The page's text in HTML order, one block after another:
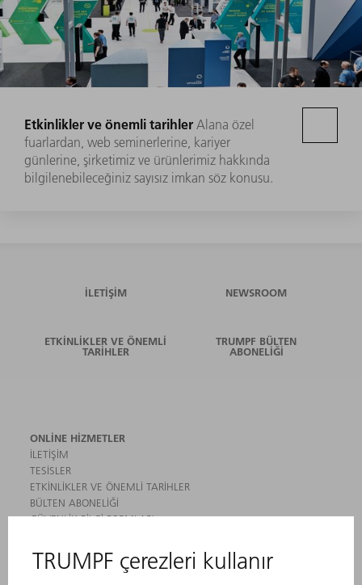
Etkinlikler ve önemli tarihler Alana özel
fuarlardan, web seminerlerine, kariyer
günlerine, şirketimiz ve ürünlerimiz hakkında
bilgilenebileceğiniz sayısız imkan söz konusu.
İLETIŞIM NEWSROOM
ETKINLIKLER VE ÖNEMLI
TARIHLER
TRUMPF BÜLTEN
ABONELIĞI
ONLINE HIZMETLER
İLETIŞIM
TESISLER
ETKINLIKLER VE ÖNEMLI TARIHLER
BÜLTEN ABONELIĞI
GÜVENLIK BILGI FORMLARI
MAKINALAR VE SISTEMLER
LAZER